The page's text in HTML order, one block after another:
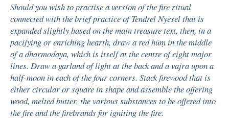
Should you wish to practise a version of the fire ritual
connected with the brief practice of Tendrel Nyesel that is
expanded slightly based on the main treasure text, then, in a
pacifying or enriching hearth, draw a red hūṃ in the middle
of a dharmodaya, which is itself at the centre of eight major
lines. Draw a garland of light at the back and a vajra upon a
half-moon in each of the four corners. Stack firewood that is
either circular or square in shape and assemble the offering
wood, melted butter, the various substances to be offered into
the fire and the firebrands for igniting the fire.